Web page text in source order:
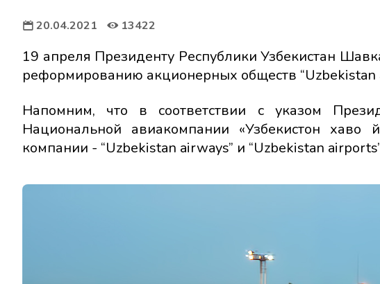
20.04.2021 13422
19 апреля Президенту Республики Узбекистан
реформированию акционерных обществ “Uzbekistan
Напомним, что в соответствии с указом
Национальной авиакомпании «Узбекистон
компании - “Uzbekistan airways” и “Uzbekistan